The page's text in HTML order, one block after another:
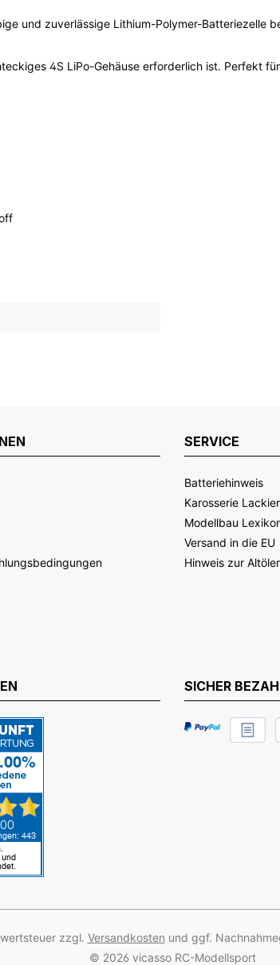
und zuverlässige Lithium-Polymer-Batteriezelle
4S LiPo-Gehäuse erforderlich ist. Perfekt
SERVICE
Batteriehinweis
Karosserie
Modellbau
Versand in die EU
Hinweis zur
SICHER
zzgl. Versandkosten und ggf.
© 2026 vicasso RC-Modellsport